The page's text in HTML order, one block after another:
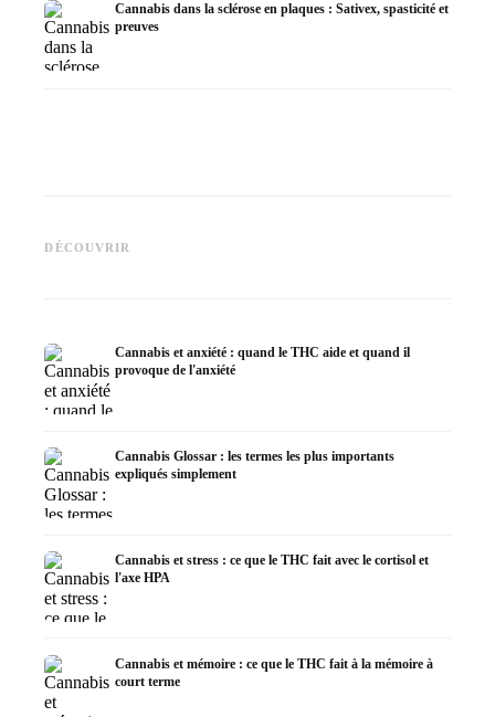
Cannabis dans la sclérose en plaques : Sativex, spasticité et
preuves
DÉCOUVRIR
Epidiolex et l'état actuel de la
recherche
Cannabis et anxiété : quand le THC aide et quand il
provoque de l'anxiété
Cannabis Glossar : les termes les plus importants
expliqués simplement
Cannabis et stress : ce que le THC fait avec le cortisol et
l'axe HPA
Cannabis et mémoire : ce que le THC fait à la mémoire à
court terme